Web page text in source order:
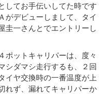
してお手伝いしてた時です
がデビューしまして、タイ
一さんとでエントリーし
ポットキャリパーは、度々
シダマシ走行するも、２回
イヤ交換時の一番温度が上
れず、漏れてキャリパーか